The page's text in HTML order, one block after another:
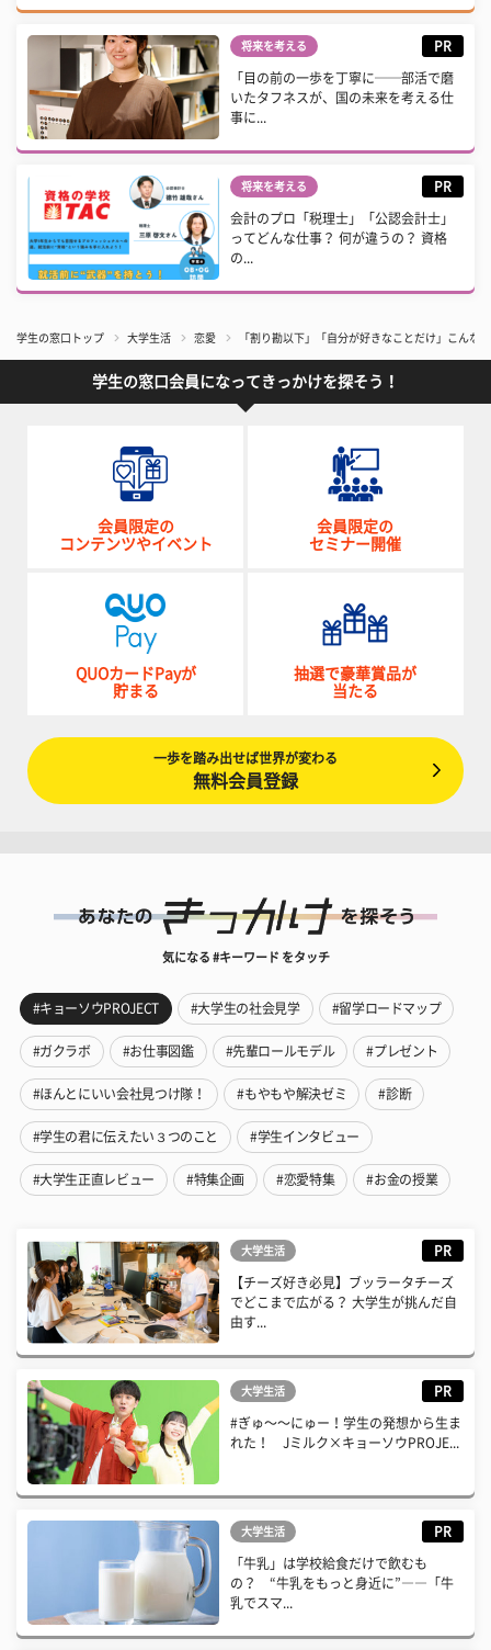
将来を考える PR
「目の前の一歩を丁寧に──部活で磨
いたタフネスが、国の未来を考える仕
事に...
将来を考える PR
会計のプロ「税理士」「公認会計士」
ってどんな仕事？ 何が違うの？ 資格
の...
学生の窓口トップ 大学生活 恋愛 「割り勘以下」「自分が好きなことだけ」こんな
学生の窓口会員になってきっかけを探そう！
会員限定の
コンテンツやイベント
会員限定の
セミナー開催
QUOカードPayが
貯まる
抽選で豪華賞品が
当たる
一歩を踏み出せば世界が変わる
無料会員登録
気になる #キーワード をタッチ
#キョーソウPROJECT #大学生の社会見学 #留学ロードマップ
#ガクラボ #お仕事図鑑 #先輩ロールモデル #プレゼント
#ほんとにいい会社見つけ隊！ #もやもや解決ゼミ #診断
#学生の君に伝えたい３つのこと #学生インタビュー
#大学生正直レビュー #特集企画 #恋愛特集 #お金の授業
大学生活 PR
【チーズ好き必見】ブッラータチーズ
でどこまで広がる？ 大学生が挑んだ自
由す...
大学生活 PR
#ぎゅ〜〜にゅー！学生の発想から生ま
れた！ Jミルク×キョーソウPROJE...
大学生活 PR
「牛乳」は学校給食だけで飲むも
の？ “牛乳をもっと身近に”――「牛
乳でスマ...